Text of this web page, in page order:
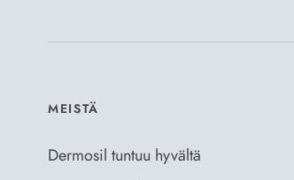
MEISTÄ
Dermosil tuntuu hyvältä